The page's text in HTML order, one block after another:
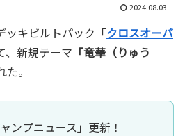
2024.08.03
ッキビルトパック「クロスオーバ
、新規テーマ 「竜華（りゅう
。
ンプニュース」更新！